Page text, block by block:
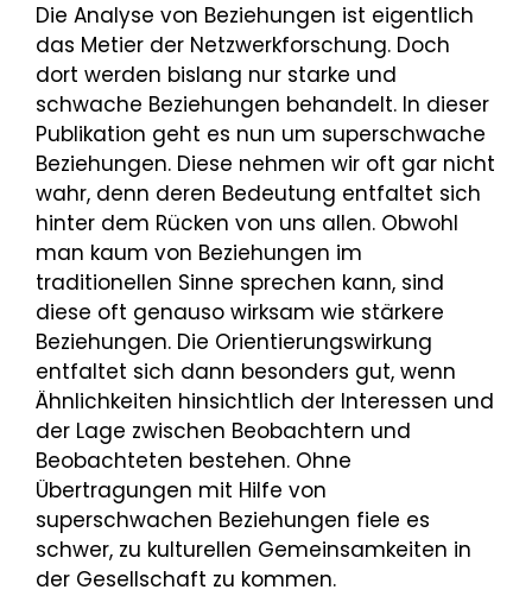
Die Analyse von Beziehungen ist eigentlich
das Metier der Netzwerkforschung. Doch
dort werden bislang nur starke und
schwache Beziehungen behandelt. In dieser
Publikation geht es nun um superschwache
Beziehungen. Diese nehmen wir oft gar nicht
wahr, denn deren Bedeutung entfaltet sich
hinter dem Rücken von uns allen. Obwohl
man kaum von Beziehungen im
traditionellen Sinne sprechen kann, sind
diese oft genauso wirksam wie stärkere
Beziehungen. Die Orientierungswirkung
entfaltet sich dann besonders gut, wenn
Ähnlichkeiten hinsichtlich der Interessen und
der Lage zwischen Beobachtern und
Beobachteten bestehen. Ohne
Übertragungen mit Hilfe von
superschwachen Beziehungen fiele es
schwer, zu kulturellen Gemeinsamkeiten in
der Gesellschaft zu kommen.